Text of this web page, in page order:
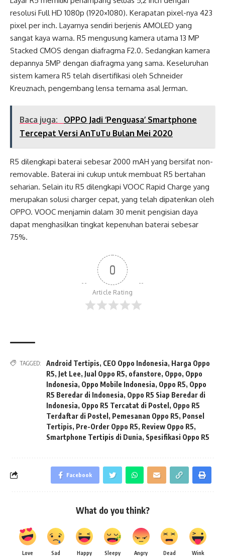
resolusi Full HD 1080p (1920×1080). Kerapatan pixel-nya 423
pixel per inch. Layarnya sendiri berjenis AMOLED yang
sangat kaya warna. R5 mengusung kamera utama 13 MP
Stacked CMOS dengan diafragma F2.0. Sedangkan kamera
depannya 5MP dengan diafragma yang sama. Keseluruhan
sistem kamera R5 telah disertifikasi oleh Schneider
Kreuznach, pengembang lensa ternama asal Jerman.
Baca juga:
OPPO Jadi ‘Penguasa’ Smartphone
Tercepat Versi AnTuTu Bulan Mei 2020
R5 dilengkapi baterai sebesar 2000 mAH yang bersifat non-
removable. Baterai ini cukup untuk membuat R5 bertahan
seharian. Selain itu R5 dilengkapi VOOC Rapid Charge yang
merupakan solusi charger cepat, yang telah dipatenkan oleh
OPPO. VOOC menjamin dalam 30 menit pengisian daya
dapat menghasilkan tingkat kepenuhan baterai sebesar
75%.
0
Article Rating
TAGGED: Android Tertipis, CEO Oppo Indonesia, Harga Oppo
R5, Jet Lee, Jual Oppo R5, ofanstore, Oppo, Oppo
Indonesia, Oppo Mobile Indonesia, Oppo R5, Oppo
R5 Beredar di Indonesia, Oppo R5 Siap Beredar di
Indonesia, Oppo R5 Tercatat di Postel , Oppo R5
Terdaftar di Postel , Pemesanan Oppo R5, Ponsel
Tertipis, Pre-Order Oppo R5, Review Oppo R5,
Smartphone Tertipis di Dunia, Spesifikasi Oppo R5
Facebook
What do you think?
Love Sad Happy Sleepy Angry Dead Wink